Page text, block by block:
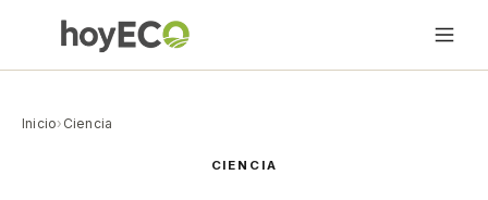
Inicio› Ciencia
CIENCIA